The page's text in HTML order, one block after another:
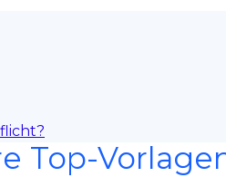
Top-